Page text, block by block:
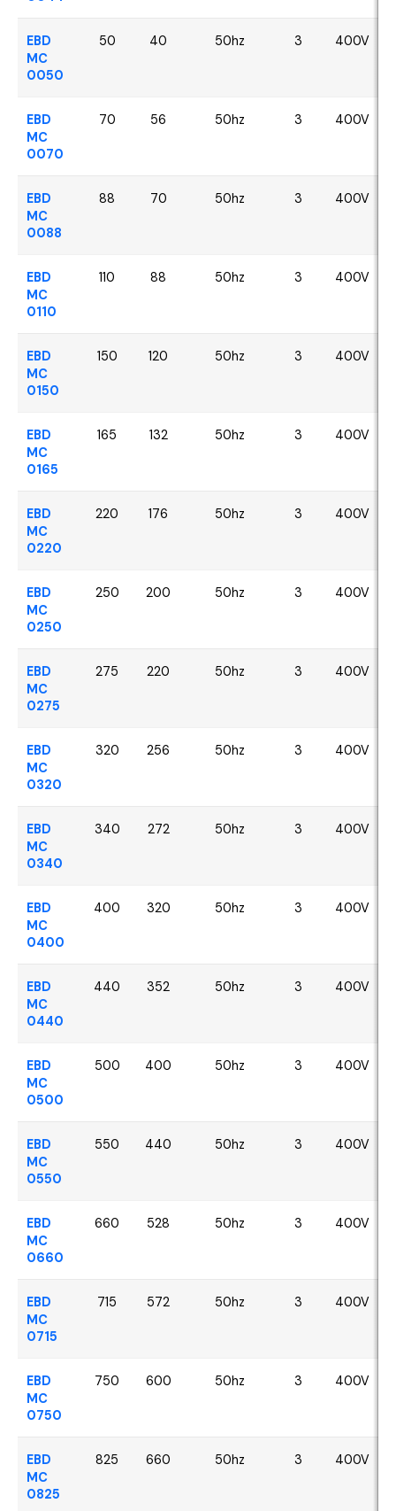
EBD
MC
0050
50 40 50hz 3 400V
EBD
MC
0070
70 56 50hz 3 400V
EBD
MC
0088
88 70 50hz 3 400V
EBD
MC
0110
110 88 50hz 3 400V
EBD
MC
0150
150 120 50hz 3 400V
EBD
MC
0165
165 132 50hz 3 400V
EBD
MC
0220
220 176 50hz 3 400V
EBD
MC
0250
250 200 50hz 3 400V
EBD
MC
0275
275 220 50hz 3 400V
EBD
MC
0320
320 256 50hz 3 400V
EBD
MC
0340
340 272 50hz 3 400V
EBD
MC
0400
400 320 50hz 3 400V
EBD
MC
0440
440 352 50hz 3 400V
EBD
MC
0500
500 400 50hz 3 400V
EBD
MC
0550
550 440 50hz 3 400V
EBD
MC
0660
660 528 50hz 3 400V
EBD
MC
0715
715 572 50hz 3 400V
EBD
MC
0750
750 600 50hz 3 400V
EBD
MC
0825
825 660 50hz 3 400V